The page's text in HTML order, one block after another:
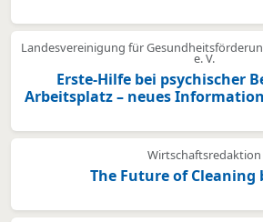
Landesvereinigung für
e. V.
Erste-Hilfe bei psychischer
Arbeitsplatz – neues
Wirtschaftsredaktion
The Future of Cleaning